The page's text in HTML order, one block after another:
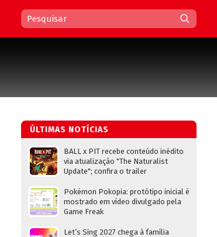
ÚLTIMAS NOTÍCIAS
BALL x PIT recebe conteúdo inédito
via atualização "The Naturalist
Update"; confira o trailer
Pokémon Pokopia: protótipo inicial é
mostrado em vídeo divulgado pela
Game Freak
Let’s Sing 2027 chega à família